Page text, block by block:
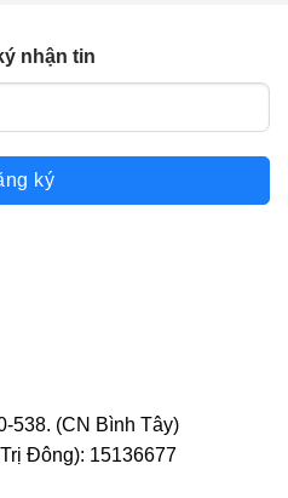
nhận tin
ký
538. (CN Bình Tây)
Đông): 15136677